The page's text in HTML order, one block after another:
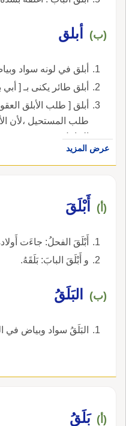
(ب) أبلق
أبلق في لونه سواد
أبلق طائر يكنى بـ [ أبي
أبلق [ طلب الأبلق
طلب المستحيل ،لأن
الحامل.
عرض المزيد
(أ) أَبْلَقَ
أَبْلَقَ الفحلُ: جاءَت
و أَبْلَقَ البابَ: بَلَقَهُ.
(ب) البَلَقُ
البَلَقُ سواد وبياض في
(أ) بَلَقُ